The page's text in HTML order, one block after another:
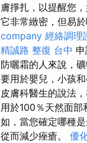
膚掙扎，以提醒您
它非常緻密，但易
company 經絡調理
精誠路 整復 台中
防曬霜的人來說，
要用於嬰兒，小孩
皮膚科醫生的說法
用於100％天然面部
如，當您確定哪種
從而減少痤瘡。 優